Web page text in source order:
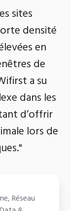
sites
densité
en
de
a su
dans les
d’offrir
lors de
Réseau